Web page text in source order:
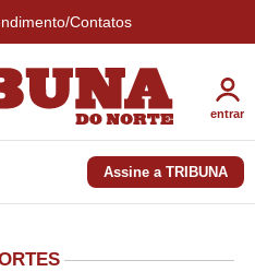
Contatos
entrar
Assine a TRIBUNA